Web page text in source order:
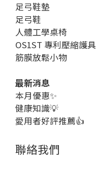
足弓鞋墊
足弓鞋
人體工學桌椅
OS1ST 專利壓縮護具
筋膜放鬆小物
最新消息
本月優惠✨
健康知識💡
愛用者好評推薦👍
聯絡我們